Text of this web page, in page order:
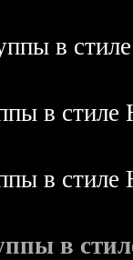
в
в стиле
в стиле
в